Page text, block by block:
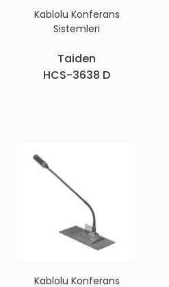
Kablolu Konferans
Sistemleri
Taiden
HCS-3638 D
Kablolu Konferans